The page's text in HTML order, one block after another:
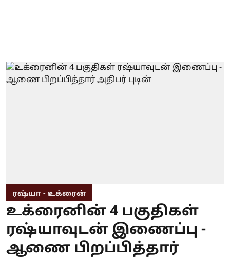
ரஷ்யா - உக்ரைன்
உக்ரைனின் 4 பகுதிகள்
ரஷ்யாவுடன் இணைப்பு -
ஆணை பிறப்பித்தார்